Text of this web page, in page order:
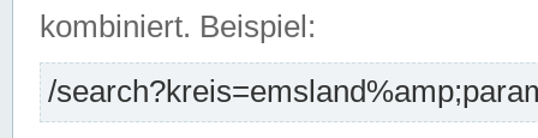
kombiniert. Beispiel:
/